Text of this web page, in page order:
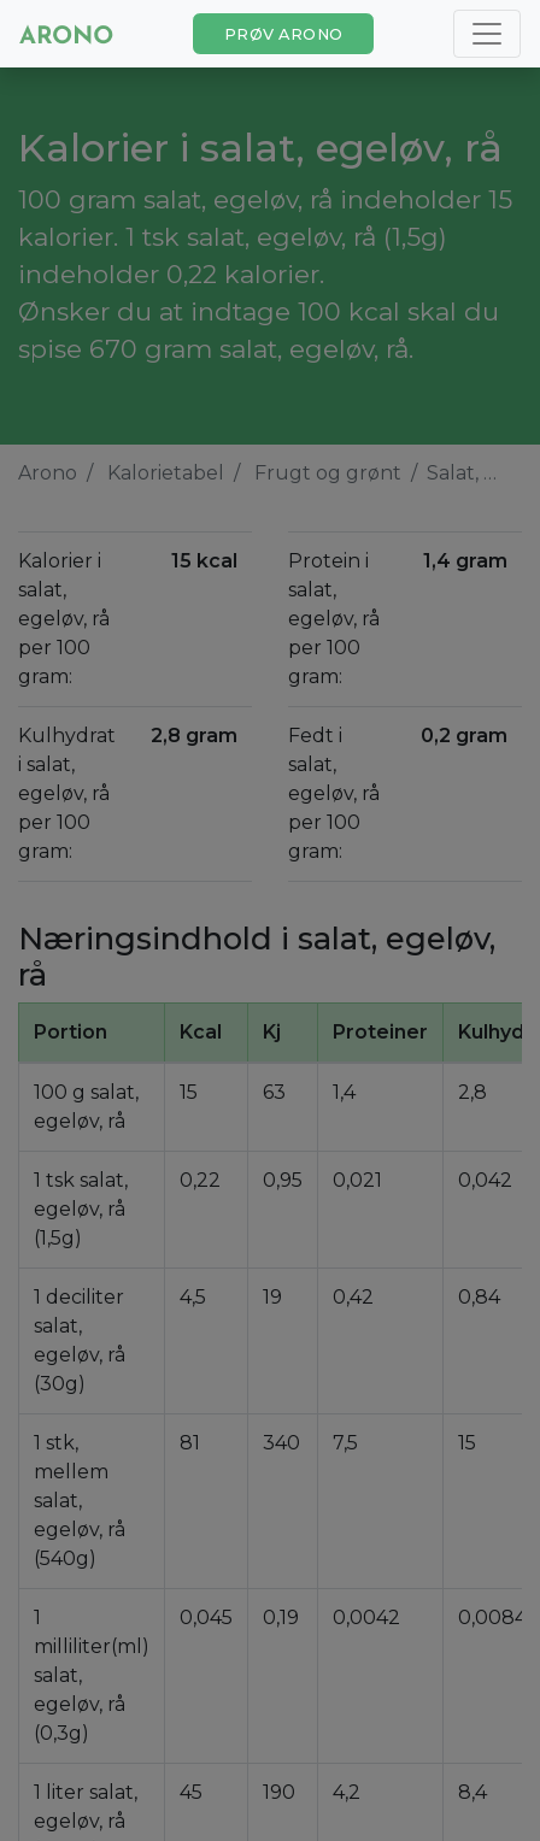
PRØV ARONO
Kalorier i salat, egeløv, rå
100 gram salat, egeløv, rå indeholder 15
kalorier. 1 tsk salat, egeløv, rå (1,5g)
indeholder 0,22 kalorier.
Ønsker du at indtage 100 kcal skal du
spise 670 gram salat, egeløv, rå.
Arono Kalorietabel Frugt og grønt Salat, egeløv, rå
Kalorier i
salat,
egeløv, rå
per 100
gram:
15 kcal
Kulhydrat
i salat,
egeløv, rå
per 100
gram:
2,8 gram
Protein i
salat,
egeløv, rå
per 100
gram:
1,4 gram
Fedt i
salat,
egeløv, rå
per 100
gram:
0,2 gram
Næringsindhold i salat, egeløv,
rå
Portion Kcal Kj Proteiner
100 g salat,
egeløv, rå
15 63 1,4 2,8
1 tsk salat,
egeløv, rå
(1,5g)
0,22 0,95 0,021 0,042
1 deciliter
salat,
egeløv, rå
(30g)
4,5 19 0,42 0,84
1 stk,
mellem
salat,
egeløv, rå
(540g)
81 340 7,5 15
1
milliliter(ml)
salat,
egeløv, rå
(0,3g)
0,045 0,19 0,0042 0,0084
1 liter salat,
egeløv, rå
45 190 4,2 8,4